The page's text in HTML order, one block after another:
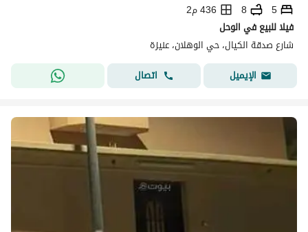
5
8
436 م2
فيلا للبيع في الوحل
شارع صدقة الكيال، حي الوهلان، عنيزة
الإيميل
اتصال